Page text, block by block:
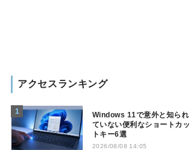
アクセスランキング
Windows 11で意外と知られ
ていない便利なショートカッ
トキー6選
2026/08/08 14:05